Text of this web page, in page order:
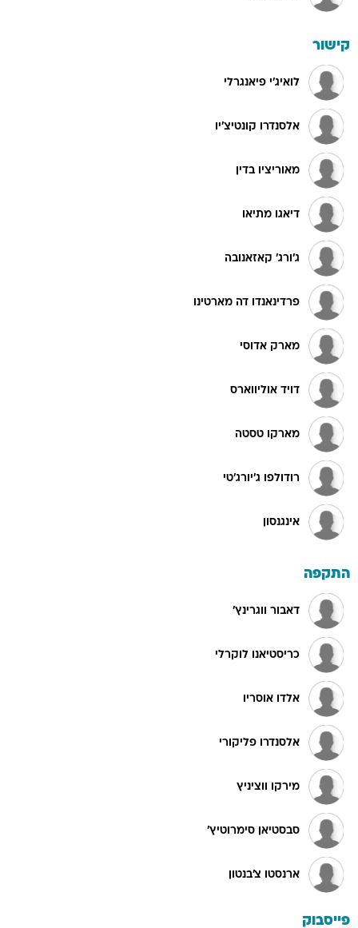
קישור
לואיג'י פיאנגרלי
אלסנדרו קונטיצ'יו
מאוריציו בדין
דיאגו מתיאו
ג'ורג' קאזאנובה
פרדינאנדו דה מארטינו
מארק אדוסי
דויד אוליווארס
מארקו טסטה
רודולפו ג'יורג'טי
אינגנסון
התקפה
דאבור ווגרינץ'
כריסטיאנו לוקרלי
אלדו אוסריו
אלסנדרו פליקורי
מירקו ווציניץ
סבסטיאן סימרוטיץ'
ארנסטו צ'בנטון
פייסבוק